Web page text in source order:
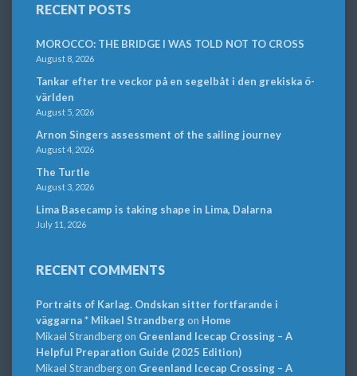
RECENT POSTS
MOROCCO: THE BRIDGE I WAS TOLD NOT TO CROSS
August 8, 2026
Tankar efter tre veckor på en segelbåt i den grekiska ö-
världen
August 5, 2026
Arnon Singers assessment of the sailing journey
August 4, 2026
The Turtle
August 3, 2026
Lima Basecamp is taking shape in Lima, Dalarna
July 11, 2026
RECENT COMMENTS
Portraits of Karlag. Ondskan sitter fortfarande i
väggarna * Mikael Strandbergon Home
Mikael Strandbergon Greenland Icecap Crossing – A
Helpful Preparation Guide (2025 Edition)
Mikael Strandbergon Greenland Icecap Crossing – A